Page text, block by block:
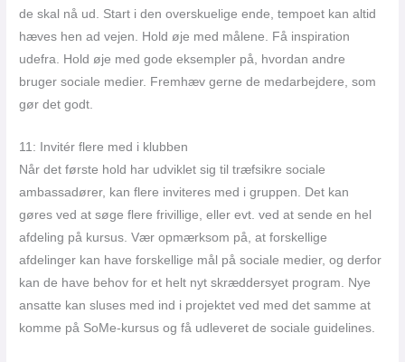
de skal nå ud. Start i den overskuelige ende, tempoet kan altid
hæves hen ad vejen. Hold øje med målene. Få inspiration
udefra. Hold øje med gode eksempler på, hvordan andre
bruger sociale medier. Fremhæv gerne de medarbejdere, som
gør det godt.
11: Invitér flere med i klubben
Når det første hold har udviklet sig til træfsikre sociale
ambassadører, kan flere inviteres med i gruppen. Det kan
gøres ved at søge flere frivillige, eller evt. ved at sende en hel
afdeling på kursus. Vær opmærksom på, at forskellige
afdelinger kan have forskellige mål på sociale medier, og derfor
kan de have behov for et helt nyt skræddersyet program. Nye
ansatte kan sluses med ind i projektet ved med det samme at
komme på SoMe-kursus og få udleveret de sociale guidelines.